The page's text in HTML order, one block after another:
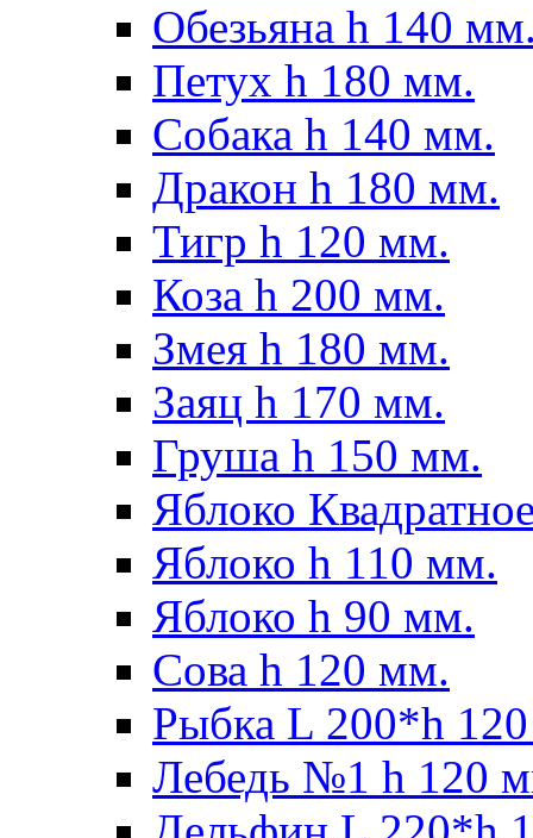
Обезьяна h 140
Петух h 180 мм.
Собака h 140 мм.
Дракон h 180 мм.
Тигр h 120 мм.
Коза h 200 мм.
Змея h 180 мм.
Заяц h 170 мм.
Груша h 150 мм.
Яблоко
Яблоко h 110 мм.
Яблоко h 90 мм.
Сова h 120 мм.
Рыбка L 200*h
Лебедь №1 h 120